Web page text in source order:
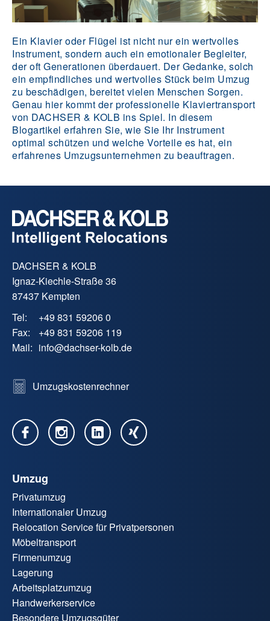
Ein Klavier oder Flügel ist nicht nur ein wertvolles
Instrument, sondern auch ein emotionaler Begleiter,
der oft Generationen überdauert. Der Gedanke, solch
ein empfindliches und wertvolles Stück beim Umzug
zu beschädigen, bereitet vielen Menschen Sorgen.
Genau hier kommt der professionelle Klaviertransport
von DACHSER & KOLB ins Spiel. In diesem
Blogartikel erfahren Sie, wie Sie Ihr Instrument
optimal schützen und welche Vorteile es hat, ein
erfahrenes Umzugsunternehmen zu beauftragen.
DACHSER & KOLB
Ignaz-Kiechle-Straße 36
87437 Kempten
Tel:
+49 831 59206 0
Fax:
+49 831 59206 119
Mail: info@dachser-kolb.de
Umzugskostenrechner
Umzug
Privatumzug
Internationaler Umzug
Relocation Service für Privatpersonen
Möbeltransport
Firmenumzug
Lagerung
Arbeitsplatzumzug
Handwerkerservice
Besondere Umzugsgüter